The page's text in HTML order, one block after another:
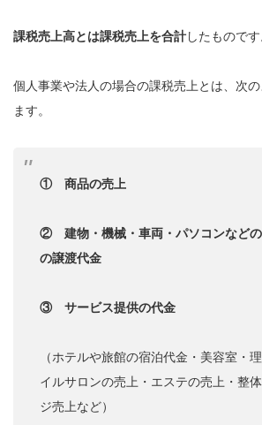
課税売上高とは課税売上を合計したものです
個人事業や法人の場合の課税売上とは、次
ます。
① 商品の売上
② 建物・機械・車両・パソコンなどの
の譲渡代金
③ サービス提供の代金
（ホテルや旅館の宿泊代金・美容室・
イルサロンの売上・エステの売上・整
ジ売上など）